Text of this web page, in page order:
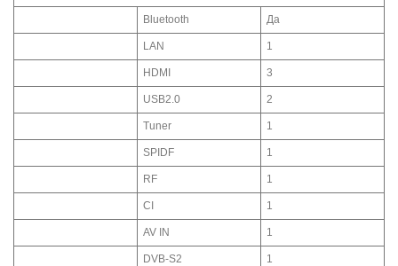
Bluetooth Да
LAN 1
HDMI 3
USB2.0 2
Tuner 1
SPIDF 1
RF 1
CI 1
AV IN 1
DVB-S2 1